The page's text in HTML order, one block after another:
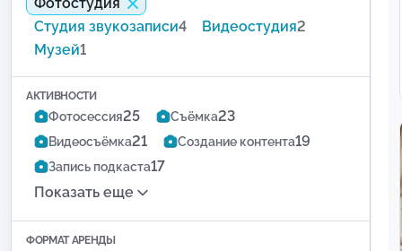
Фотостудия
Студия звукозаписи4 Видеостудия2
Музей1
АКТИВНОСТИ
Фотосессия25 Съёмка23
Видеосъёмка21 Создание контента19
Запись подкаста17
Показать еще
ФОРМАТ АРЕНДЫ